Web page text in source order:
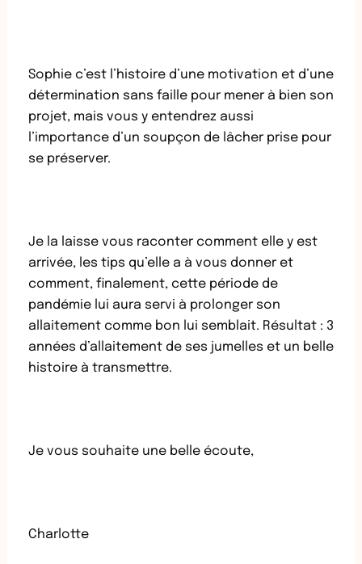
Sophie c’est l’histoire d’une motivation et d’une
détermination sans faille pour mener à bien son
projet, mais vous y entendrez aussi
l’importance d’un soupçon de lâcher prise pour
se préserver.
Je la laisse vous raconter comment elle y est
arrivée, les tips qu’elle a à vous donner et
comment, finalement, cette période de
pandémie lui aura servi à prolonger son
allaitement comme bon lui semblait. Résultat : 3
années d’allaitement de ses jumelles et un belle
histoire à transmettre.
Je vous souhaite une belle écoute,
Charlotte